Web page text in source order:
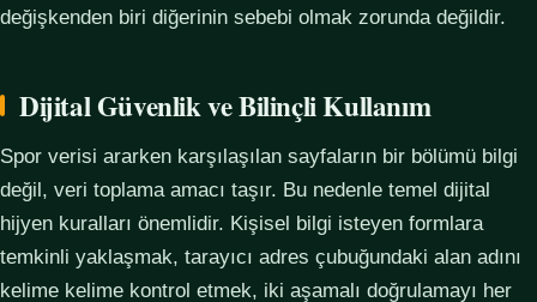
değişkenden biri diğerinin sebebi olmak zorunda değildir.
Dijital Güvenlik ve Bilinçli Kullanım
Spor verisi ararken karşılaşılan sayfaların bir bölümü bilgi
değil, veri toplama amacı taşır. Bu nedenle temel dijital
hijyen kuralları önemlidir. Kişisel bilgi isteyen formlara
temkinli yaklaşmak, tarayıcı adres çubuğundaki alan adını
kelime kelime kontrol etmek, iki aşamalı doğrulamayı her